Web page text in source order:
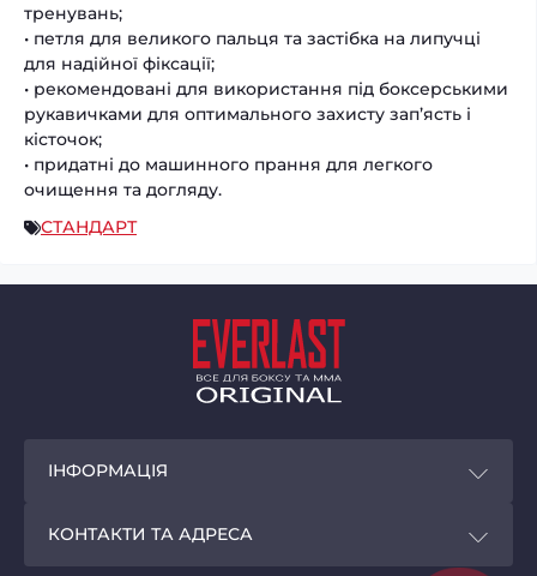
тренувань;
• петля для великого пальця та застібка на липучці
для надійної фіксації;
• рекомендовані для використання під боксерськими
рукавичками для оптимального захисту зап’ясть і
кісточок;
• придатні до машинного прання для легкого
очищення та догляду.
СТАНДАРТ
ІНФОРМАЦІЯ
КОНТАКТИ ТА АДРЕСА